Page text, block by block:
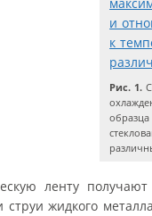
Рис. 1.
ленту
жидкого